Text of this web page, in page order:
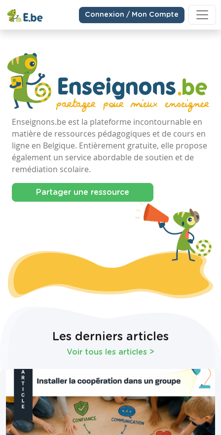
Connexion / Mon Compte
Enseignons.be est la plateforme incontournable en
matière de ressources pédagogiques et de cours en
ligne en Belgique. Entièrement gratuite, elle propose
également un service abordable de soutien et de
remédiation scolaire.
Partager une ressource
Les derniers articles
Voir tous les articles >